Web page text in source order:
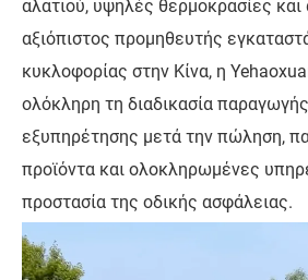
αλατιού, υψηλές θερμοκρασίες
αξιόπιστος προμηθευτής
κυκλοφορίας στην Κίνα, η
ολόκληρη τη διαδικασία
εξυπηρέτησης μετά την πώληση,
προϊόντα και ολοκληρωμένες
προστασία της οδικής ασφάλειας.